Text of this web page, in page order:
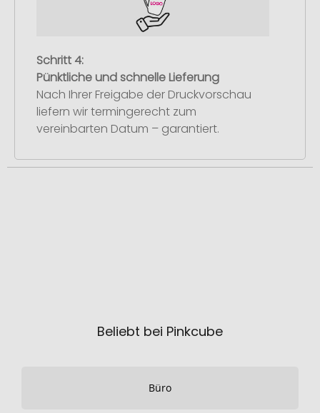
Schritt 4:
Pünktliche und schnelle Lieferung
Nach Ihrer Freigabe der Druckvorschau
liefern wir termingerecht zum
vereinbarten Datum – garantiert.
Beliebt bei Pinkcube
Büro